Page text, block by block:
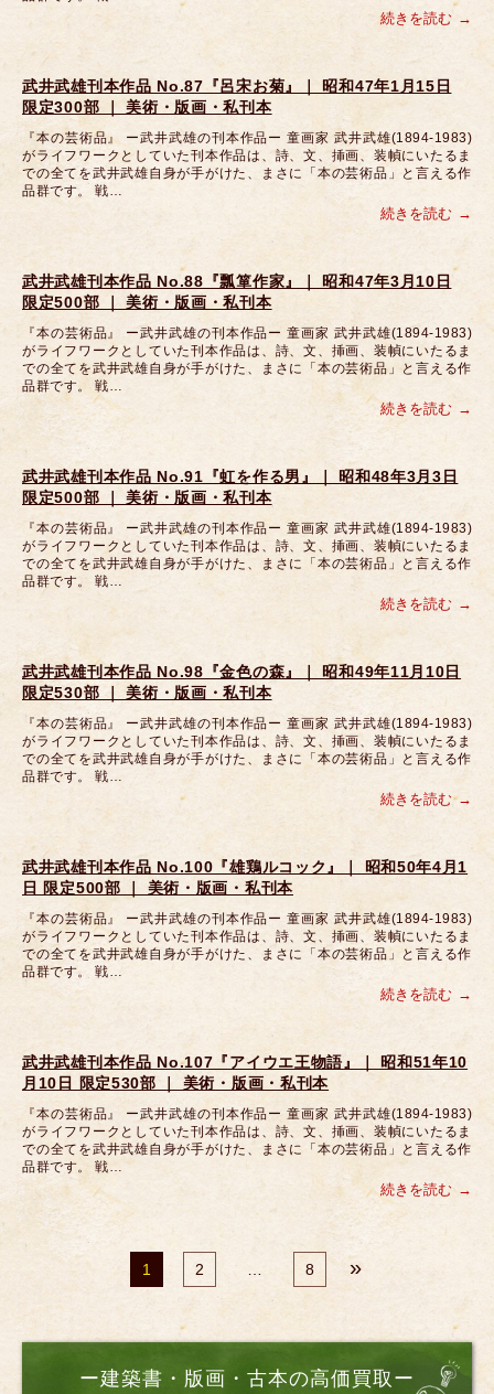
続きを読む
武井武雄刊本作品 No.87『呂宋お菊』｜ 昭和47年1月15日
限定300部 ｜ 美術・版画・私刊本
『本の芸術品』 ー武井武雄の刊本作品ー 童画家 武井武雄(1894-1983)
がライフワークとしていた刊本作品は、詩、文、挿画、装幀にいたるま
での全てを武井武雄自身が手がけた、まさに「本の芸術品」と言える作
品群です。 戦…
続きを読む
武井武雄刊本作品 No.88『瓢箪作家』｜ 昭和47年3月10日
限定500部 ｜ 美術・版画・私刊本
『本の芸術品』 ー武井武雄の刊本作品ー 童画家 武井武雄(1894-1983)
がライフワークとしていた刊本作品は、詩、文、挿画、装幀にいたるま
での全てを武井武雄自身が手がけた、まさに「本の芸術品」と言える作
品群です。 戦…
続きを読む
武井武雄刊本作品 No.91『虹を作る男』｜ 昭和48年3月3日
限定500部 ｜ 美術・版画・私刊本
『本の芸術品』 ー武井武雄の刊本作品ー 童画家 武井武雄(1894-1983)
がライフワークとしていた刊本作品は、詩、文、挿画、装幀にいたるま
での全てを武井武雄自身が手がけた、まさに「本の芸術品」と言える作
品群です。 戦…
続きを読む
武井武雄刊本作品 No.98『金色の森』｜ 昭和49年11月10日
限定530部 ｜ 美術・版画・私刊本
『本の芸術品』 ー武井武雄の刊本作品ー 童画家 武井武雄(1894-1983)
がライフワークとしていた刊本作品は、詩、文、挿画、装幀にいたるま
での全てを武井武雄自身が手がけた、まさに「本の芸術品」と言える作
品群です。 戦…
続きを読む
武井武雄刊本作品 No.100『雄鶏ルコック』｜ 昭和50年4月1
日 限定500部 ｜ 美術・版画・私刊本
『本の芸術品』 ー武井武雄の刊本作品ー 童画家 武井武雄(1894-1983)
がライフワークとしていた刊本作品は、詩、文、挿画、装幀にいたるま
での全てを武井武雄自身が手がけた、まさに「本の芸術品」と言える作
品群です。 戦…
続きを読む
武井武雄刊本作品 No.107『アイウエ王物語』｜ 昭和51年10
月10日 限定530部 ｜ 美術・版画・私刊本
『本の芸術品』 ー武井武雄の刊本作品ー 童画家 武井武雄(1894-1983)
がライフワークとしていた刊本作品は、詩、文、挿画、装幀にいたるま
での全てを武井武雄自身が手がけた、まさに「本の芸術品」と言える作
品群です。 戦…
続きを読む
1 2 … 8 »
ー建築書・版画・古本の高価買取ー